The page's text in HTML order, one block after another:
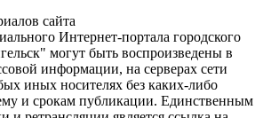
сайта
Интернет-портала городского
могут быть воспроизведены в
информации, на серверах сети
иных носителях без каких-либо
и срокам публикации. Единственным